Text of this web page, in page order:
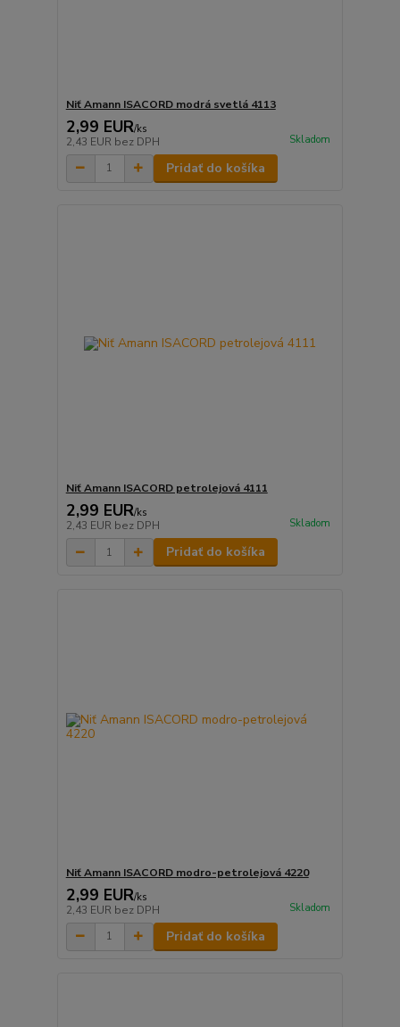
Niť Amann ISACORD modrá svetlá 4113
2,99 EUR/ks
2,43 EUR bez DPH Skladom
Pridať do košíka
Niť Amann ISACORD petrolejová 4111
2,99 EUR/ks
2,43 EUR bez DPH Skladom
Pridať do košíka
Niť Amann ISACORD modro-petrolejová 4220
2,99 EUR/ks
2,43 EUR bez DPH Skladom
Pridať do košíka